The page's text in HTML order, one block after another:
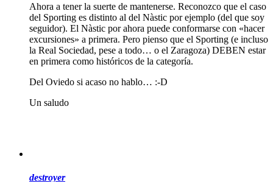
Ahora a tener la suerte de mantenerse. Reconozco que el caso
del Sporting es distinto al del Nàstic por ejemplo (del que soy
seguidor). El Nàstic por ahora puede conformarse con «hacer
excursiones» a primera. Pero pienso que el Sporting (e incluso
la Real Sociedad, pese a todo… o el Zaragoza) DEBEN estar
en primera como históricos de la categoría.
Del Oviedo si acaso no hablo… :-D
Un saludo
destroyer